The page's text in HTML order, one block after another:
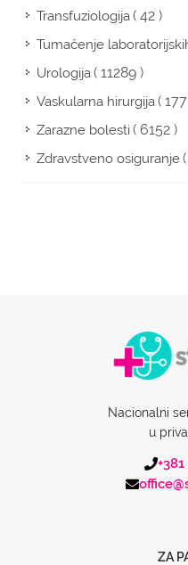
Transfuziologija( 42 )
Tumačenje
Urologija( 11289 )
Vaskularna hirurgija(
Zarazne bolesti( 6152 )
Zdravstveno osiguranje
Nacionalni
u
ZA